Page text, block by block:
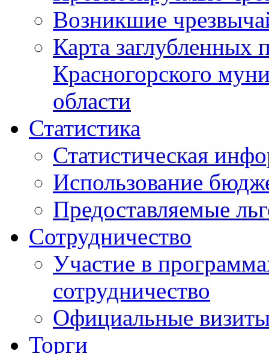
Возникшие
Карта
Красногорского
области
Статистика
Статистическая
Использование
Предоставляемые
Сотрудничество
Участие в
сотрудничество
Официальные
Торги